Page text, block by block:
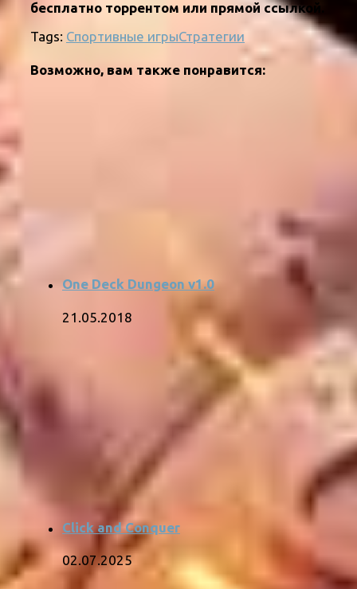
бесплатно торрентом или прямой ссылкой.
Tags: Спортивные игрыСтратегии
Возможно, вам также понравится:
One Deck Dungeon v1.0
21.05.2018
Click and Conquer
02.07.2025